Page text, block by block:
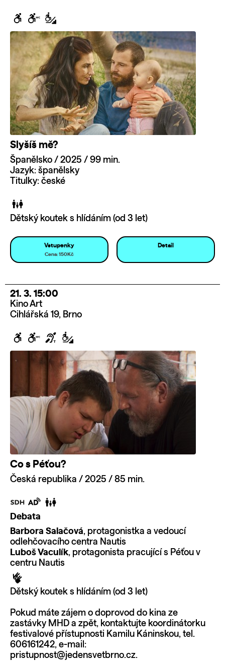
Slyšíš mě?
Španělsko / 2025 / 99 min.
Jazyk: španělsky
Titulky: české
Dětský koutek s hlídáním (od 3 let)
Vstupenky
Cena: 150Kč
Detail
21. 3. 15:00
Kino Art
Cihlářská 19, Brno
Co s Péťou?
Česká republika / 2025 / 85 min.
Debata
Barbora Salačová, protagonistka a vedoucí
odlehčovacího centra Nautis
Luboš Vaculík, protagonista pracující s Péťou v
centru Nautis
Dětský koutek s hlídáním (od 3 let)
Pokud máte zájem o doprovod do kina ze
zastávky MHD a zpět, kontaktujte koordinátorku
festivalové přístupnosti Kamilu Káninskou, tel.
606161242, e-mail:
pristupnost@jedensvetbrno.cz.